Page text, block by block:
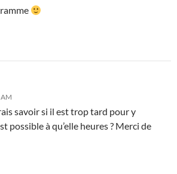
savoir si il est trop tard pour y
possible à qu’elle heures ? Merci de